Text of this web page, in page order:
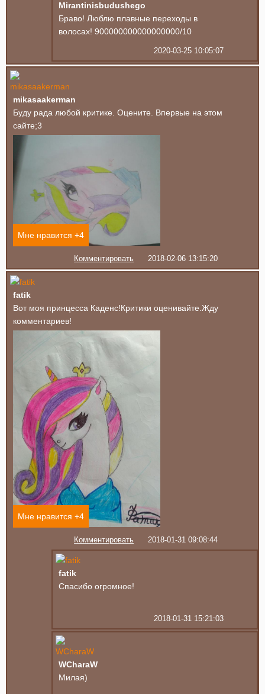
Mirantinisbudushego
Браво! Люблю плавные переходы в
волосах! 900000000000000000/10
2020-03-25 10:05:07
mikasaakerman
Буду рада любой критике. Оцените. Впервые на этом
сайте;3
Мне нравится +4
Комментировать 2018-02-06 13:15:20
fatik
Вот моя принцесса Каденс!Критики оценивайте.Жду
комментариев!
Мне нравится +4
Комментировать 2018-01-31 09:08:44
fatik
Спасибо огромное!
2018-01-31 15:21:03
WCharaW
Милая)